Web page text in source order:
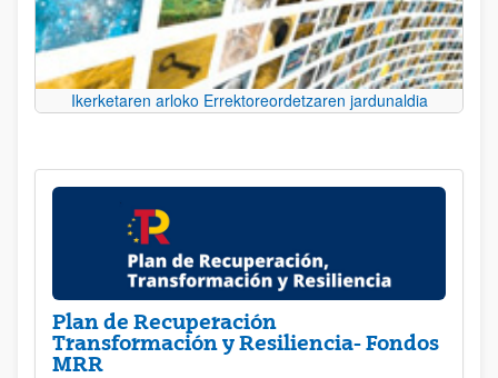
Ikerketaren arloko Errektoreordetzaren jardunaldia
Plan de Recuperación
Transformación y Resiliencia- Fondos
MRR